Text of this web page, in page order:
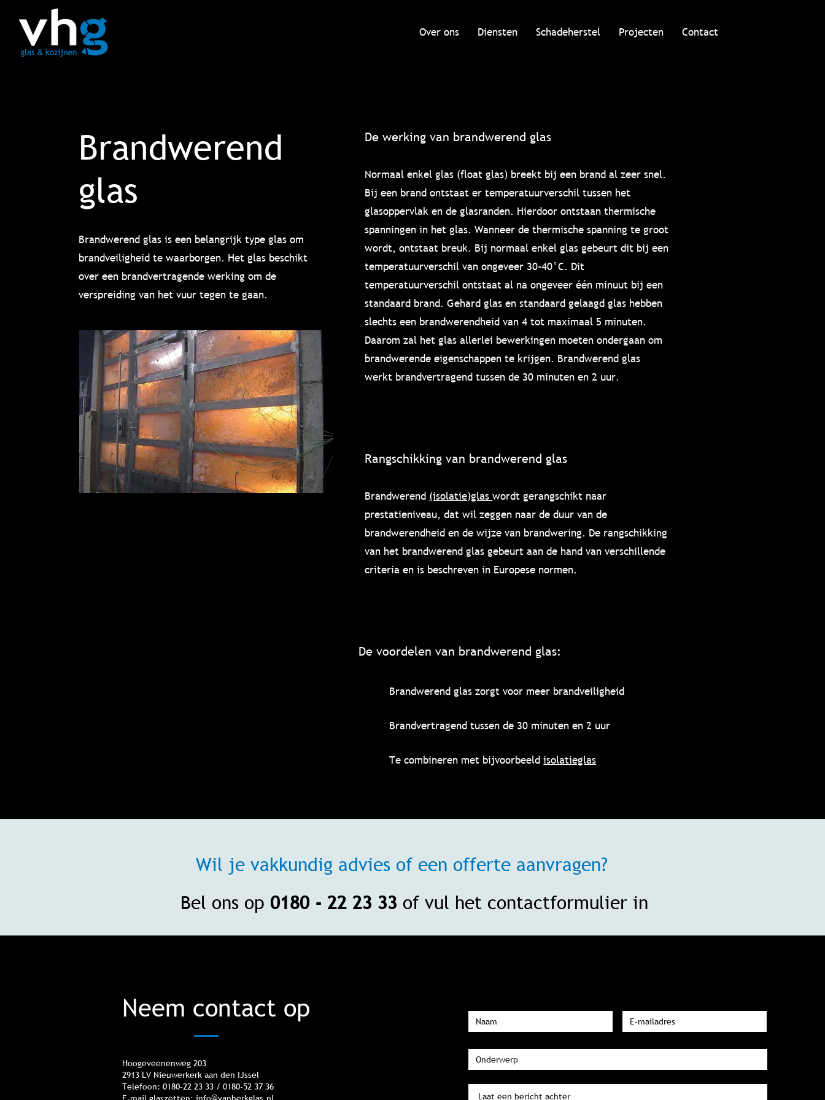
Over ons Diensten Schadeherstel Projecten Contact
Brandwerend
glas
Brandwerend glas is een belangrijk type glas om
brandveiligheid te waarborgen. Het glas beschikt
over een brandvertragende werking om de
verspreiding van het vuur tegen te gaan.
De werking van brandwerend glas
Normaal enkel glas (float glas) breekt bij een brand al zeer snel.
Bij een brand ontstaat er temperatuurverschil tussen het
glasoppervlak en de glasranden. Hierdoor ontstaan thermische
spanningen in het glas. Wanneer de thermische spanning te groot
wordt, ontstaat breuk. Bij normaal enkel glas gebeurt dit bij een
temperatuurverschil van ongeveer 30-40°C. Dit
temperatuurverschil ontstaat al na ongeveer één minuut bij een
standaard brand. Gehard glas en standaard gelaagd glas hebben
slechts een brandwerendheid van 4 tot maximaal 5 minuten.
Daarom zal het glas allerlei bewerkingen moeten ondergaan om
brandwerende eigenschappen te krijgen. Brandwerend glas
werkt brandvertragend tussen de 30 minuten en 2 uur.
Rangschikking van brandwerend glas
Brandwerend (isolatie)glaswordt gerangschikt naar
prestatieniveau, dat wil zeggen naar de duur van de
brandwerendheid en de wijze van brandwering. De rangschikking
van het brandwerend glas gebeurt aan de hand van verschillende
criteria en is beschreven in Europese normen.
De voordelen van brandwerend glas:
Brandwerend glas zorgt voor meer brandveiligheid
Brandvertragend tussen de 30 minuten en 2 uur
Te combineren met bijvoorbeeldisolatieglas
Wil je vakkundig advies of een offerte aanvragen?
Bel ons op 0180 - 22 23 33 of vul het contactformulier in
Neem contact op
Hoogeveenenweg 203
2913 LV Nieuwerkerk aan den IJssel
Telefoon: 0180-22 23 33 / 0180-52 37 36